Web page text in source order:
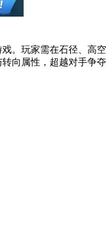
。玩家需在石径、高空
向属性，超越对手争夺